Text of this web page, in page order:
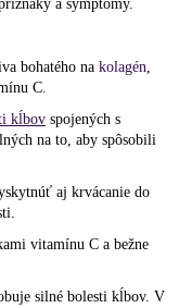
a symptómy.
bohatého na kolagén,
C.
kĺbov spojených s
na to, aby spôsobili
aj krvácanie do
vitamínu C a bežne
silné bolesti kĺbov. V